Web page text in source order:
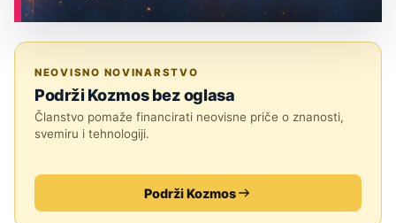
NEOVISNO NOVINARSTVO
Podrži Kozmos bez oglasa
Članstvo pomaže financirati neovisne priče o znanosti,
svemiru i tehnologiji.
Podrži Kozmos